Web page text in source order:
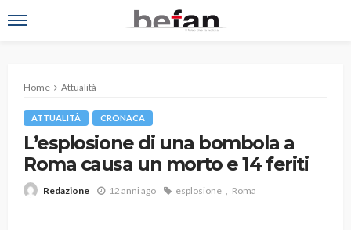
Home Attualità
ATTUALITÀ CRONACA
L’esplosione di una bombola a
Roma causa un morto e 14 feriti
Redazione 12 anni ago esplosione Roma